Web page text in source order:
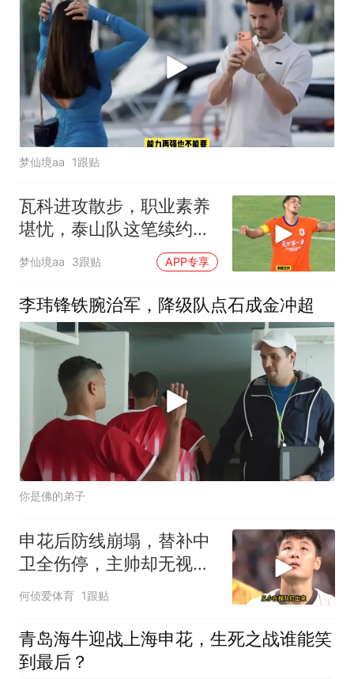
梦仙境aa 1跟贴
瓦科进攻散步，职业素养
堪忧，泰山队这笔续约打
水漂了
梦仙境aa 3跟贴 APP专享
李玮锋铁腕治军，降级队点石成金冲超
你是佛的弟子
申花后防线崩塌，替补中
卫全伤停，主帅却无视青
训王牌
何侦爱体育 1跟贴
青岛海牛迎战上海申花，生死之战谁能笑
到最后？